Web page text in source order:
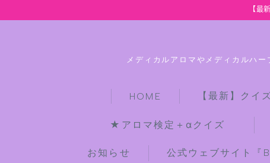
【最
メディカルアロマやメディカルハ
HOME 【最新】クイ
★アロマ検定＋αクイズ
お知らせ 公式ウェブサイト